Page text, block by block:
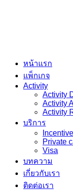
หน้าแรก
แพ็กเกจ
Activity
Activity
Activity
Activity
บริการ
Private
Visa
บทความ
เกี่ยวกับเรา
ติดต่อเรา